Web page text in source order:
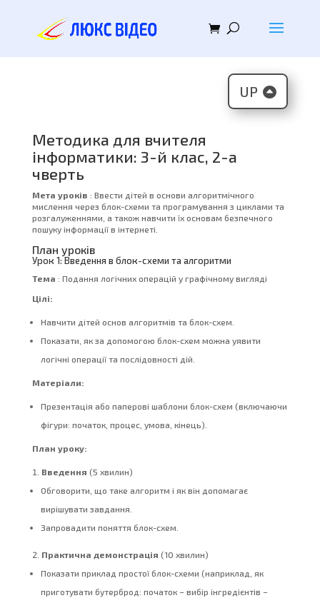
UP
Методика для вчителя
інформатики: 3-й клас, 2-а
чверть
Мета уроків : Ввести дітей в основи алгоритмічного
мислення через блок-схеми та програмування з циклами та
розгалуженнями, а також навчити їх основам безпечного
пошуку інформації в інтернеті.
План уроків
Урок 1: Введення в блок-схеми та алгоритми
Тема : Подання логічних операцій у графічному вигляді
Цілі:
Навчити дітей основ алгоритмів та блок-схем.
Показати, як за допомогою блок-схем можна уявити
логічні операції та послідовності дій.
Матеріали:
Презентація або паперові шаблони блок-схем (включаючи
фігури: початок, процес, умова, кінець).
План уроку:
Введення (5 хвилин)
Обговорити, що таке алгоритм і як він допомагає
вирішувати завдання.
Запровадити поняття блок-схем.
Практична демонстрація (10 хвилин)
Показати приклад простої блок-схеми (наприклад, як
приготувати бутерброд: початок – вибір інгредієнтів –